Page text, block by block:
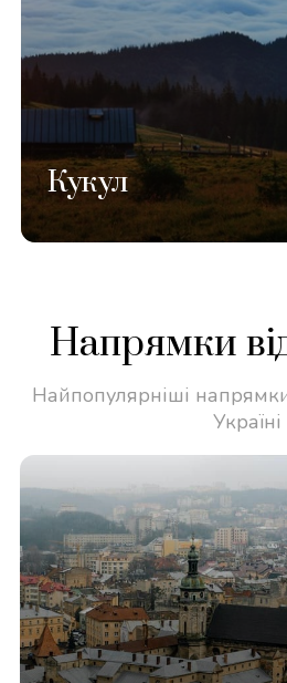
Кукул
Напрямки
Найпопулярніші
Україні